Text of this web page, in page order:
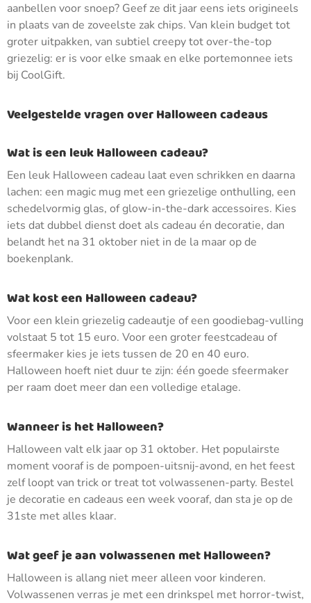
aanbellen voor snoep? Geef ze dit jaar eens iets origineels
in plaats van de zoveelste zak chips. Van klein budget tot
groter uitpakken, van subtiel creepy tot over-the-top
griezelig: er is voor elke smaak en elke portemonnee iets
bij CoolGift.
Veelgestelde vragen over Halloween cadeaus
Wat is een leuk Halloween cadeau?
Een leuk Halloween cadeau laat even schrikken en daarna
lachen: een magic mug met een griezelige onthulling, een
schedelvormig glas, of glow-in-the-dark accessoires. Kies
iets dat dubbel dienst doet als cadeau én decoratie, dan
belandt het na 31 oktober niet in de la maar op de
boekenplank.
Wat kost een Halloween cadeau?
Voor een klein griezelig cadeautje of een goodiebag-vulling
volstaat 5 tot 15 euro. Voor een groter feestcadeau of
sfeermaker kies je iets tussen de 20 en 40 euro.
Halloween hoeft niet duur te zijn: één goede sfeermaker
per raam doet meer dan een volledige etalage.
Wanneer is het Halloween?
Halloween valt elk jaar op 31 oktober. Het populairste
moment vooraf is de pompoen-uitsnij-avond, en het feest
zelf loopt van trick or treat tot volwassenen-party. Bestel
je decoratie en cadeaus een week vooraf, dan sta je op de
31ste met alles klaar.
Wat geef je aan volwassenen met Halloween?
Halloween is allang niet meer alleen voor kinderen.
Volwassenen verras je met een drinkspel met horror-twist,